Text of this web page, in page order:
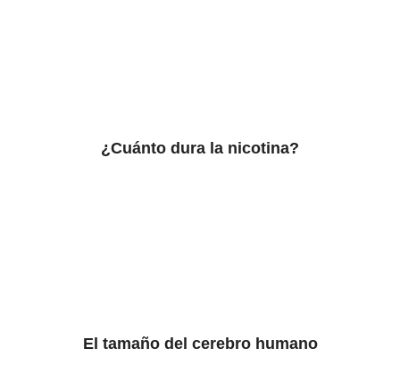
¿Cuánto dura la nicotina?
El tamaño del cerebro humano